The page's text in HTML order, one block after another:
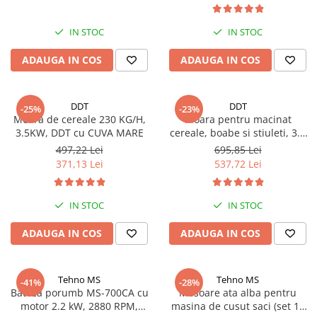
Scarificatoare
Tocatoare fan, crengi, tulpini
Freze de zapada
Freze si carote
Lampi solare
Masini de slefuit
Malaxoare
Macarale si electopalane
gresie / faianta / parchet
Menghine
Motoare termice
Purificatoare aer
Radiatoare
Sobe pe gaz
Ventilatoare
Ventilatoare Industriale
Chiuvete bucatarie
Deshidratoare
Dozatoare de apa
Espressoare, cafetiere si rasnite
Fiare de calcat / Mese pentru
calcat
Forme de prajituri
Hote
Hote Decorative
IN STOC
ADAUGA IN COS
IN STOC
ADAUGA IN COS
-25% DDT
Moara de cereale 230 KG/H,
3.5KW, DDT cu CUVA MARE
497,22 Lei
371,13 Lei
IN STOC
ADAUGA IN COS
-23% DDT
Moara pentru macinat
cereale, boabe si stiuleti, 3.5
kw, 230 kg/h cu SUPORT
695,85 Lei
537,72 Lei
IN STOC
ADAUGA IN COS
-41% Tehno MS
Batoză porumb MS-700CA cu
motor 2.2 kW, 2880 RPM,
-28% Tehno MS
Mosoare ata alba pentru
masina de cusut saci (set 10